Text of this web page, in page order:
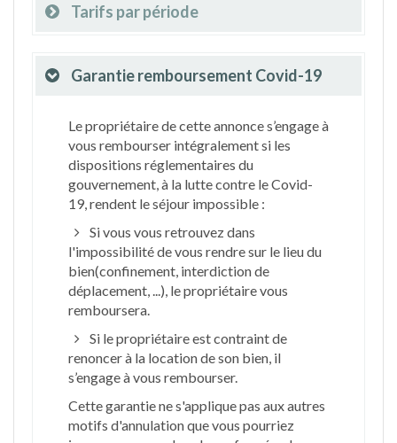
Tarifs par période
Garantie remboursement Covid-19
Le propriétaire de cette annonce s’engage à
vous rembourser intégralement si les
dispositions réglementaires du
gouvernement, à la lutte contre le Covid-
19, rendent le séjour impossible :
Si vous vous retrouvez dans
l'impossibilité de vous rendre sur le lieu du
bien(confinement, interdiction de
déplacement, ...), le propriétaire vous
remboursera.
Si le propriétaire est contraint de
renoncer à la location de son bien, il
s’engage à vous rembourser.
Cette garantie ne s'applique pas aux autres
motifs d'annulation que vous pourriez